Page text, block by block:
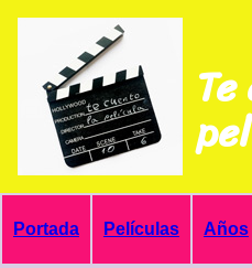
Portada Películas Años